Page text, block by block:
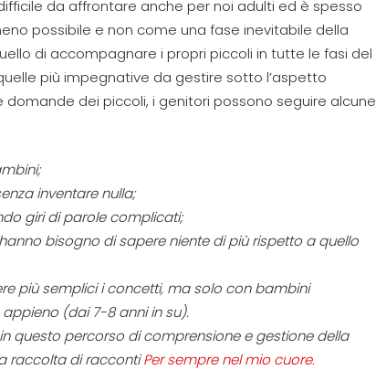
da affrontare anche pernoi adulti ed è spesso
possibile e non come una fase inevitabile della
di accompagnare i propri piccoli in tutte le fasi del
più impegnative da gestire sotto l’aspetto
domande dei piccoli, i genitori possono seguire alcune
;
inventare nulla;
giri di parole complicati;
bisogno di sapere niente di più rispetto a quello
più semplici i concetti, ma solo con bambini
(dai 7-8 anni in su).
questo percorso di comprensionee gestione della
raccolta di raccontiPer sempre nel mio cuore.